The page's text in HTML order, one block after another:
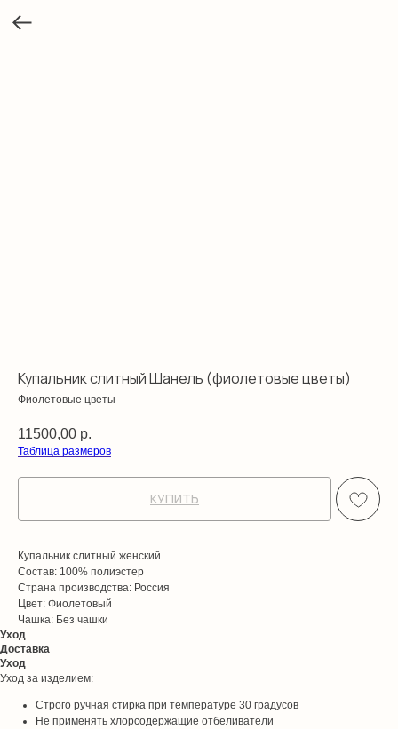
Купальник слитный Шанель (фиолетовые цветы)
Фиолетовые цветы
11500,00 р.
Таблица размеров
КУПИТЬ
Купальник слитный женский
Состав: 100% полиэстер
Страна производства: Россия
Цвет: Фиолетовый
Чашка: Без чашки
Уход
Доставка
Уход
Уход за изделием:
Строго ручная стирка при температуре 30 градусов
Не применять хлорсодержащие отбеливатели